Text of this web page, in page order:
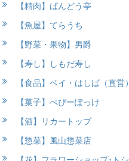
【精肉】ばんどう亭
【魚屋】てらうち
【野菜・果物】男爵
【寿し】しもだ寿し
【食品】ベイ・はしば（直営）
【菓子】ぺぴーぽっけ
【酒】リカートップ
【惣菜】風山惣菜店